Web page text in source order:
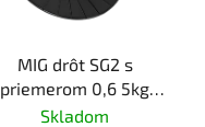
MIG drôt SG2 s
priemerom 0,6 5kg
balík
Skladom